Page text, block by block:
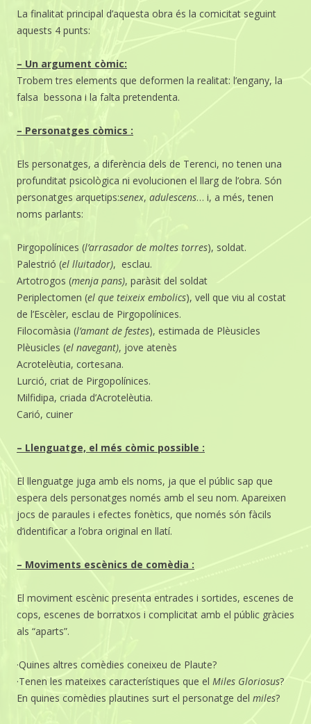
La finalitat principal d’aquesta obra és la comicitat seguint
aquests 4 punts:
– Un argument còmic:
Trobem tres elements que deformen la realitat: l’engany, la
falsa bessona i la falta pretendenta.
– Personatges còmics :
Els personatges, a diferència dels de Terenci, no tenen una
profunditat psicològica ni evolucionen el llarg de l’obra. Són
personatges arquetips:senex, adulescens… i, a més, tenen
noms parlants:
Pirgopolínices (l’arrasador de moltes torres), soldat.
Palestrió (el lluitador), esclau.
Artotrogos (menja pans), paràsit del soldat
Periplectomen (el que teixeix embolics), vell que viu al costat
de l’Escèler, esclau de Pirgopolínices.
Filocomàsia (l’amant de festes), estimada de Plèusicles
Plèusicles (el navegant), jove atenès
Acrotelèutia, cortesana.
Lurció, criat de Pirgopolínices.
Milfidipa, criada d’Acrotelèutia.
Carió, cuiner
– Llenguatge, el més còmic possible :
El llenguatge juga amb els noms, ja que el públic sap que
espera dels personatges només amb el seu nom. Apareixen
jocs de paraules i efectes fonètics, que només són fàcils
d’identificar a l’obra original en llatí.
– Moviments escènics de comèdia :
El moviment escènic presenta entrades i sortides, escenes de
cops, escenes de borratxos i complicitat amb el públic gràcies
als “aparts”.
·Quines altres comèdies coneixeu de Plaute?
·Tenen les mateixes característiques que el Miles Gloriosus?
En quines comèdies plautines surt el personatge del miles?